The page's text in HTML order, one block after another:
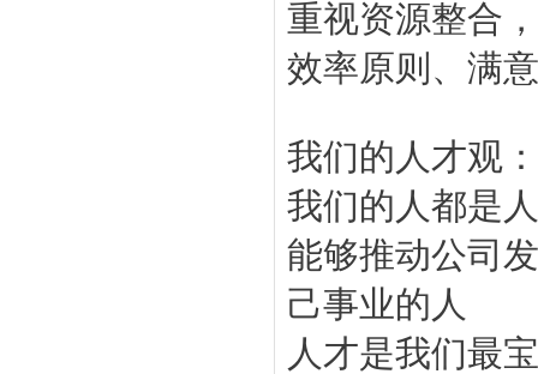
重视资源整合
效率原则、满
我们的人才观：
我们的人都是
能够推动公司
己事业的人
人才是我们最